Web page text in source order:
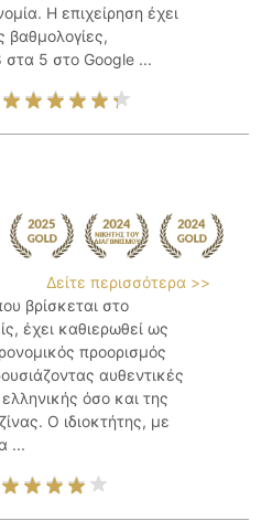
Η επιχείρηση έχει
βαθμολογίες,
5 στο Google ...
Δείτε περισσότερα >>
βρίσκεται στο
έχει καθιερωθεί ως
προορισμός
αυθεντικές
όσο και της
Ο ιδιοκτήτης, με
...